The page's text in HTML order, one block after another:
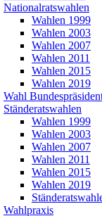
Nationalratswahlen
Wahlen 1999
Wahlen 2003
Wahlen 2007
Wahlen 2011
Wahlen 2015
Wahlen 2019
Wahl
Ständeratswahlen
Wahlen 1999
Wahlen 2003
Wahlen 2007
Wahlen 2011
Wahlen 2015
Wahlen 2019
Wahlpraxis